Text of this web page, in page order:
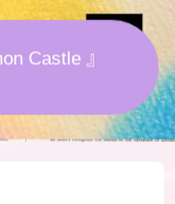
(kindle出
Castle 』